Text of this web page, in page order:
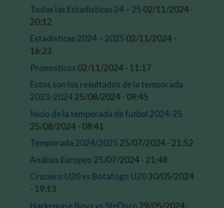
Todas las Estadísticas 24 – 25 02/11/2024 -
20:12
Estadísticas 2024 – 2025 02/11/2024 -
16:23
Pronosticos 02/11/2024 - 11:17
Estos son los resultados de la temporada
2023-2024 25/08/2024 - 09:45
Inicio de la temporada de futbol 2024-25
25/08/2024 - 08:41
Temporada 2024/2025 25/07/2024 - 21:52
Análisis Europeo 25/07/2024 - 21:48
Cruzeiro U20 vs Botafogo U2030/05/2024
- 19:13
Harkemase Boys vs SteDoco 29/05/2024 -